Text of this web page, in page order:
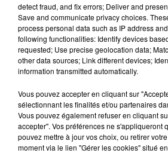
detect fraud, and fix errors; Deliver and
Save and communicate privacy choices.
process personal data such as IP address
following functionalities: Identify devices
requested; Use precise geolocation data;
other data sources; Link different devices;
information transmitted automatically.
Vous pouvez accepter en cliquant sur
sélectionnant les finalités et/ou partenaires
Vous pouvez également refuser en cliquant
accepter". Vos préférences ne s'appliqueront
pouvez mettre à jour vos choix, ou retirer
moment via le lien "Gérer les cookies" situé